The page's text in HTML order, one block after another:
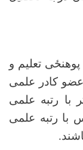
1392در چوکات پوهنځی تعلیم و
عضو کادر علمی
با رتبه علمی
با رتبه علمی